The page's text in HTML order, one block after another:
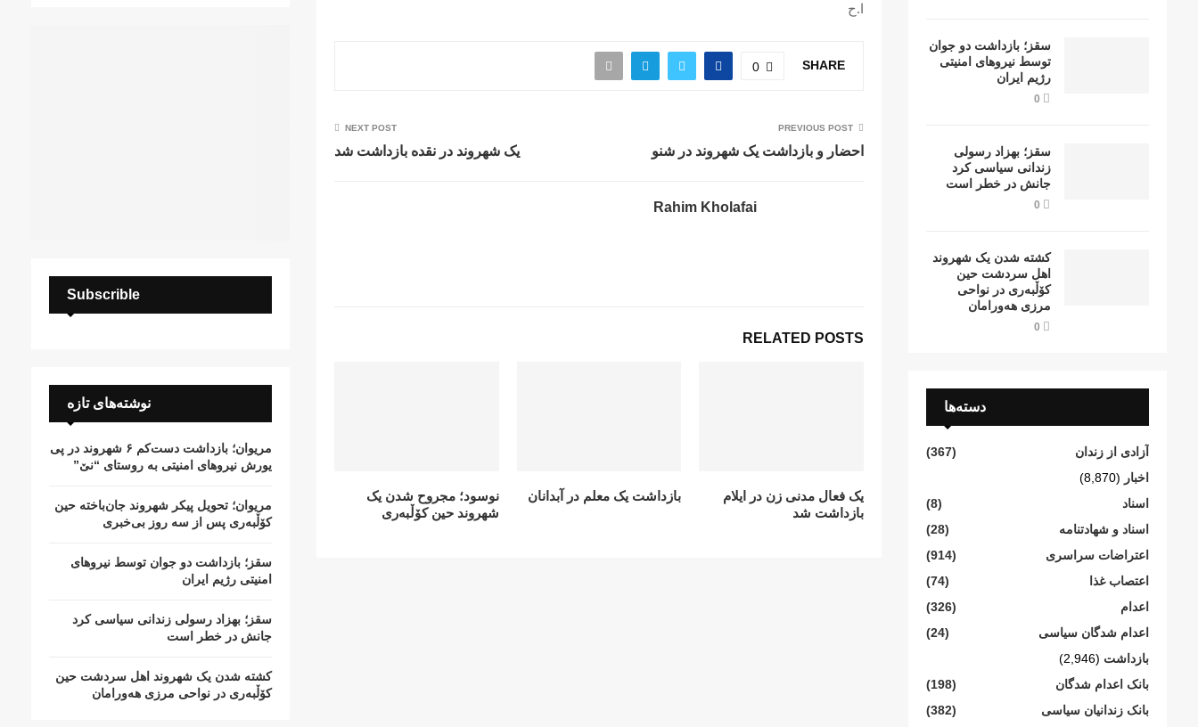
ا.ح
SHARE
0
PREVIOUS POST
احضار و بازداشت یک شهروند در شنو
NEXT POST
یک شهروند در نقده بازداشت شد
Rahim Kholafai
RELATED POSTS
یک فعال مدنی زن در ایلام
بازداشت شد
بازداشت یک معلم در آبدانان
نوسود؛ مجروح شدن یک
شهروند حین کۆڵبەری
سقز؛ بازداشت دو جوان
توسط نیروهای امنیتی
رژیم ایران
0
سقز؛ بهزاد رسولی
زندانی سیاسی کرد
جانش در خطر است
0
کشتە شدن یک شهروند
اهل سردشت حین
کۆڵبەری در نواحی
مرزی هەورامان
0
دسته‌ها
آزادی از زندان
(367)
اخبار (8,870)
اسناد
(8)
اسناد و شهادتنامە
(28)
اعتراضات سراسری
(914)
اعتصاب غذا
(74)
اعدام
(326)
اعدام شدگان سیاسی
(24)
بازداشت (2,946)
بانک اعدام شدگان
(198)
بانک زندانیان سیاسی
(382)
Subscrible
نوشته‌های تازه
مریوان؛ بازداشت دست‌کم ۶ شهروند در پی
یورش نیروهای امنیتی به روستای “نێ”
مریوان؛ تحویل پیکر شهروند جان‌باخته حین
کۆڵبەری پس از سە روز بی‌خبری
سقز؛ بازداشت دو جوان توسط نیروهای
امنیتی رژیم ایران
سقز؛ بهزاد رسولی زندانی سیاسی کرد
جانش در خطر است
کشتە شدن یک شهروند اهل سردشت حین
کۆڵبەری در نواحی مرزی هەورامان